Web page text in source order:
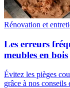
Rénovation et
Les erreurs
meubles en bois
Évitez les pièges
grâce à nos